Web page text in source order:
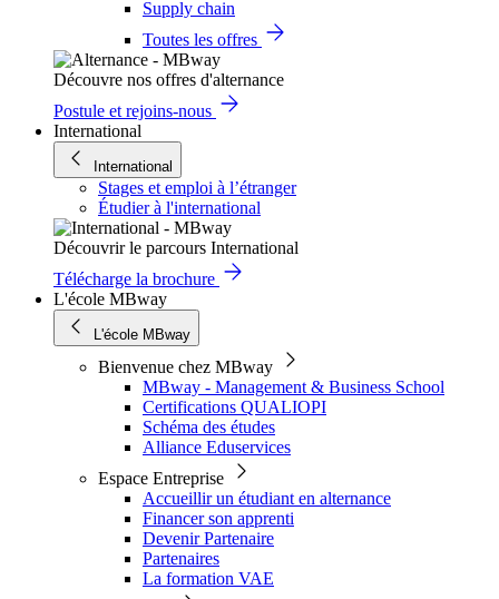
Supply chain
Toutes les offres
Découvre nos offres d'alternance
Postule et rejoins-nous
International
International
Stages et emploi à l’étranger
Étudier à l'international
Découvrir le parcours International
Télécharge la brochure
L'école MBway
L'école MBway
Bienvenue chez MBway
MBway - Management & Business School
Certifications QUALIOPI
Schéma des études
Alliance Eduservices
Espace Entreprise
Accueillir un étudiant en alternance
Financer son apprenti
Devenir Partenaire
Partenaires
La formation VAE